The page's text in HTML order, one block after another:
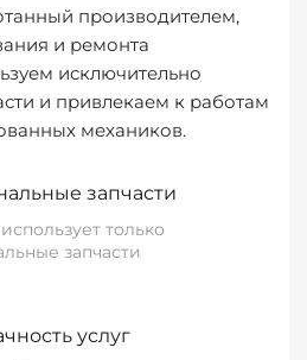
производителем,
и ремонта
исключительно
и привлекаем к работам
механиков.
запчасти
только
запчасти
услуг